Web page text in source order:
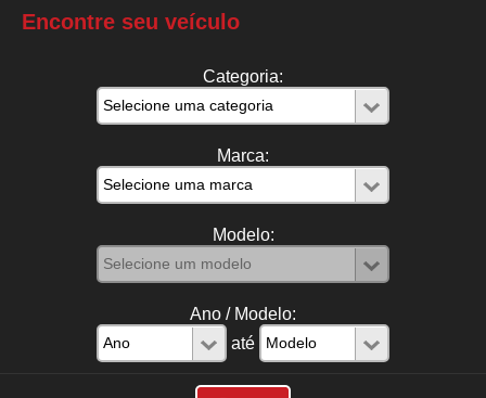
Encontre seu veículo
Categoria:
Marca:
Modelo:
Ano / Modelo:
até